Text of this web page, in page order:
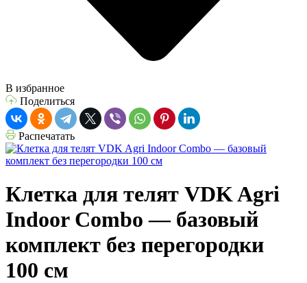
В избранное
Поделиться
Распечатать
Клетка для телят VDK Agri
Indoor Combo — базовый
комплект без перегородки
100 см